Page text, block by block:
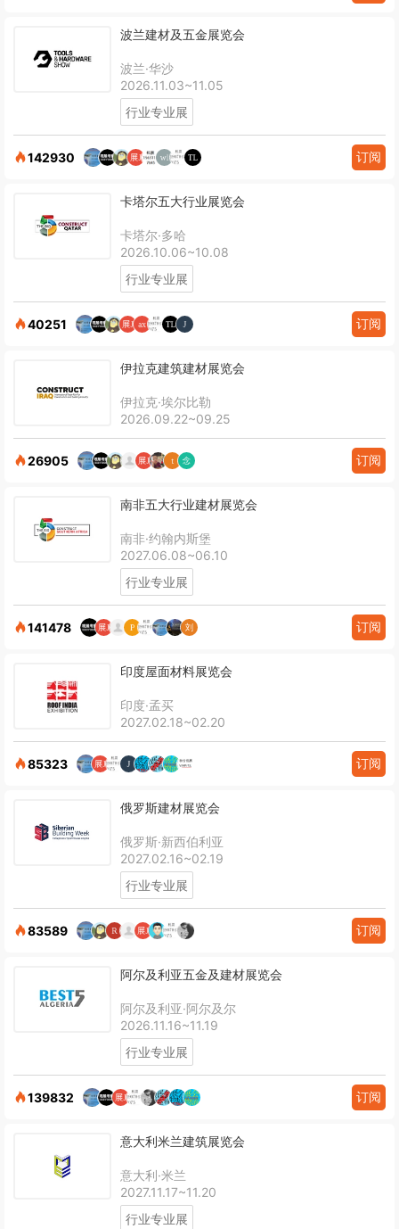
波兰建材及五金展览会
波兰·华沙
2026.11.03~11.05
行业专业展
142930 订阅
卡塔尔五大行业展览会
卡塔尔·多哈
2026.10.06~10.08
行业专业展
40251 订阅
伊拉克建筑建材展览会
伊拉克·埃尔比勒
2026.09.22~09.25
26905 订阅
南非五大行业建材展览会
南非·约翰内斯堡
2027.06.08~06.10
行业专业展
141478 订阅
印度屋面材料展览会
印度·孟买
2027.02.18~02.20
85323 订阅
俄罗斯建材展览会
俄罗斯·新西伯利亚
2027.02.16~02.19
行业专业展
83589 订阅
阿尔及利亚五金及建材展览会
阿尔及利亚·阿尔及尔
2026.11.16~11.19
行业专业展
139832 订阅
意大利米兰建筑展览会
意大利·米兰
2027.11.17~11.20
行业专业展